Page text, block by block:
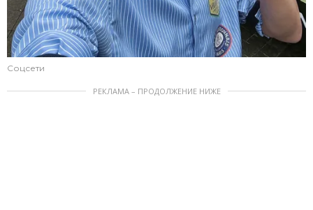
Соцсети
РЕКЛАМА – ПРОДОЛЖЕНИЕ НИЖЕ